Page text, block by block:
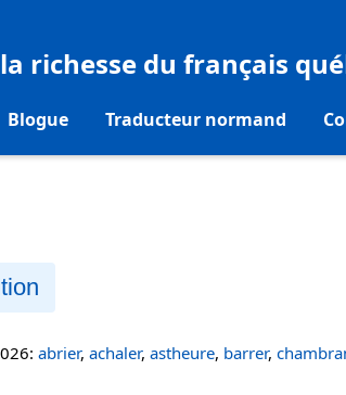
richesse du français
Blogue Traducteur normand
abrier, achaler, astheure, barrer,